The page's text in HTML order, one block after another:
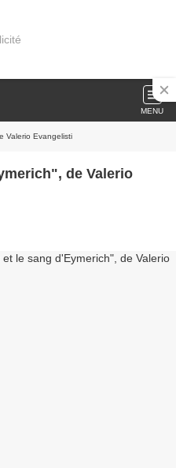
MENU
Valerio Evangelisti
de Valerio